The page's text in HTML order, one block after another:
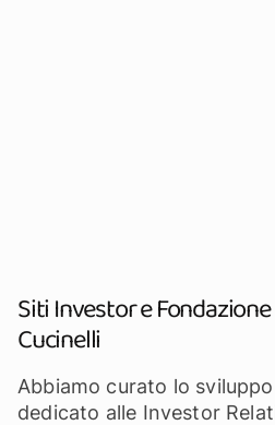
Siti Investor e
Cucinelli
Abbiamo curato lo
dedicato alle Investor